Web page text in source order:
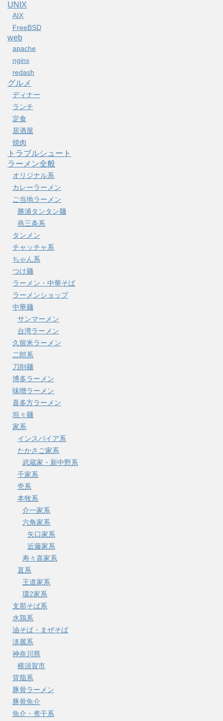
UNIX
AIX
FreeBSD
web
apache
nginx
redash
グルメ
ディナー
ランチ
定食
居酒屋
焼肉
トラブルシュート
ラーメン全般
オリジナル系
カレーラーメン
ご当地ラーメン
勝浦タンタン麺
燕三条系
タンメン
チャッチャ系
ちゃん系
つけ麺
ラーメン・中華そば
ラーメンショップ
中華麺
サンマーメン
台湾ラーメン
久留米ラーメン
二郎系
刀削麺
博多ラーメン
味噌ラーメン
喜多方ラーメン
坦々麺
家系
インスパイア系
たかさご家系
武蔵家・新中野系
千家系
壱系
本牧系
介一家系
六角家系
矢口家系
近藤家系
寿々喜家系
直系
王道家系
環2家系
支那そば系
水鶏系
油そば・まぜそば
淡麗系
神奈川県
横須賀市
背脂系
豚骨ラーメン
豚骨魚介
魚介・煮干系